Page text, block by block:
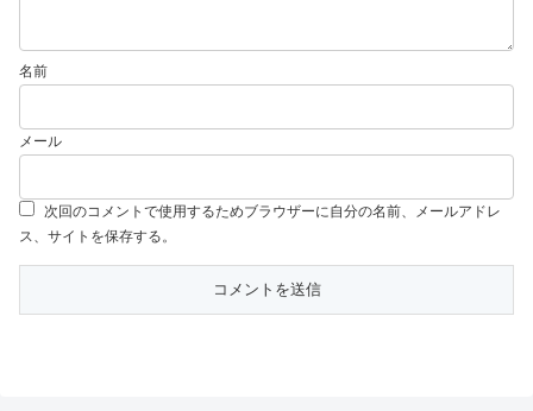
名前
メール
次回のコメントで使用するためブラウザーに自分の名前、メールアドレ
ス、サイトを保存する。